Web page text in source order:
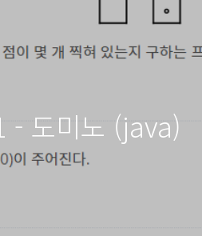
- 도미노 (java)